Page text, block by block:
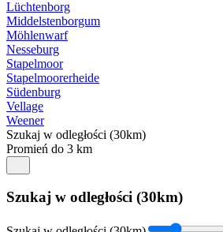
Lüchtenborg
Middelstenborgum
Möhlenwarf
Nesseburg
Stapelmoor
Stapelmoorerheide
Südenburg
Vellage
Weener
Szukaj w odległości (30km)
Promień do 3 km
Szukaj w odległości (30km)